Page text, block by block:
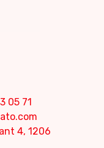
05 71
4, 1206